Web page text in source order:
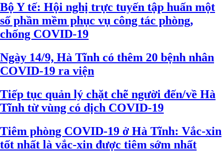
Bộ Y tế: Hội nghị trực tuyến tập huấn một
số phần mềm phục vụ công tác phòng,
chống COVID-19
Ngày 14/9, Hà Tĩnh có thêm 20 bệnh nhân
COVID-19 ra viện
Tiếp tục quản lý chặt chẽ người đến/về Hà
Tĩnh từ vùng có dịch COVID-19
Tiêm phòng COVID-19 ở Hà Tĩnh: Vắc-xin
tốt nhất là vắc-xin được tiêm sớm nhất